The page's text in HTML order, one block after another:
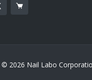
© 2026 Nail Labo